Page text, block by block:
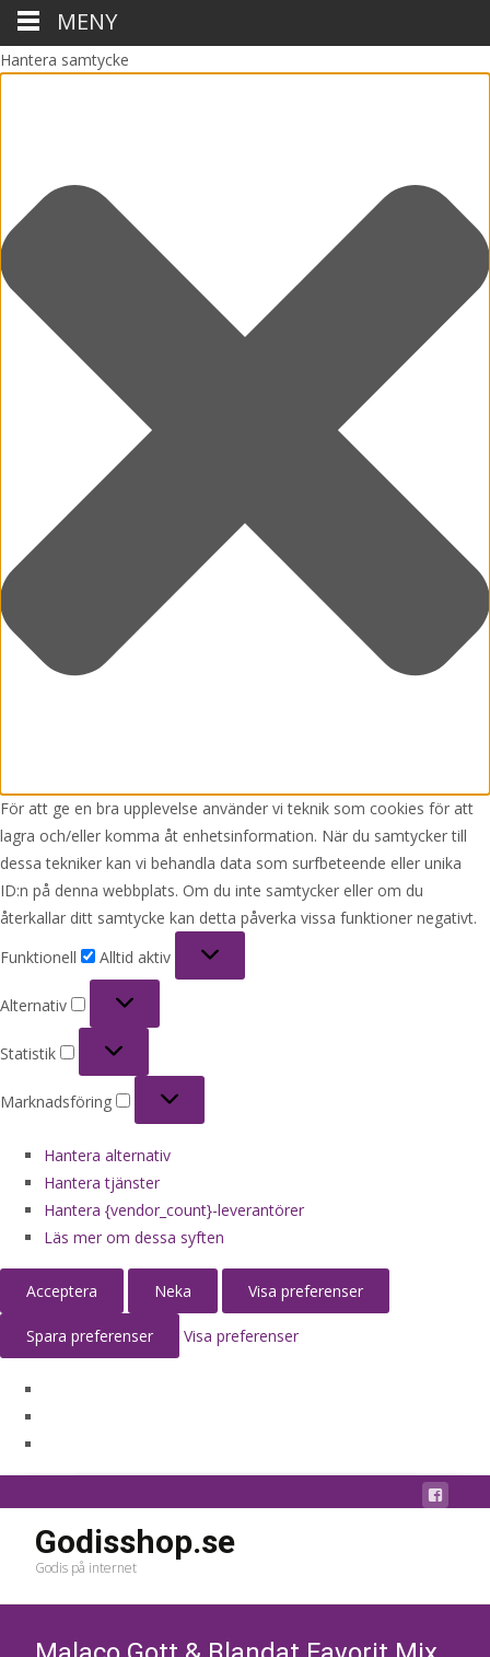
Hantera samtycke
För att ge en bra upplevelse använder vi teknik som cookies för att
lagra och/eller komma åt enhetsinformation. När du samtycker till
dessa tekniker kan vi behandla data som surfbeteende eller unika
ID:n på denna webbplats. Om du inte samtycker eller om du
återkallar ditt samtycke kan detta påverka vissa funktioner negativt.
Funktionell
Alltid aktiv
Alternativ
Statistik
Marknadsföring
Hantera alternativ
Hantera tjänster
Hantera {vendor_count}-leverantörer
Läs mer om dessa syften
Acceptera Neka Visa preferenser
Spara preferenser Visa preferenser
Godisshop.se
Godis på internet
MENY